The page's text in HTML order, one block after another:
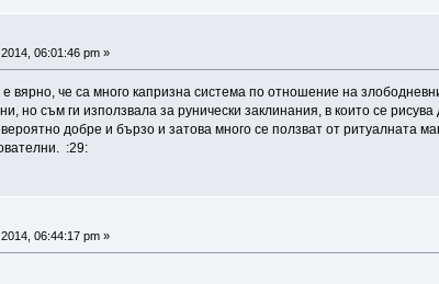
06:01:46 pm »
че са много капризна система по отношение на
но съм ги използвала за рунически заклинания, в които се
добре и бързо и затова много се ползват от ритуалната
:29:
06:44:17 pm »